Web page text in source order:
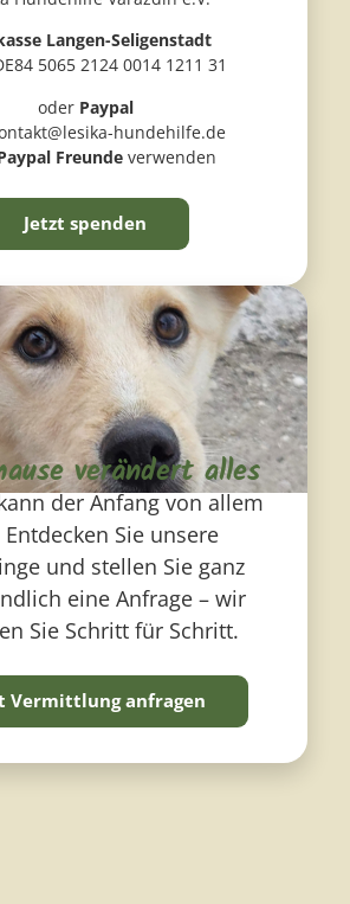
Langen-Seligenstadt
5065 2124 0014 1211 31
oder Paypal
hundehilfe.de
Freundeverwenden
Jetzt spenden
verändert alles
der Anfang von allem
Sie unsere
und stellen Sie ganz
eine Anfrage – wir
Sie Schritt für Schritt.
Vermittlung anfragen